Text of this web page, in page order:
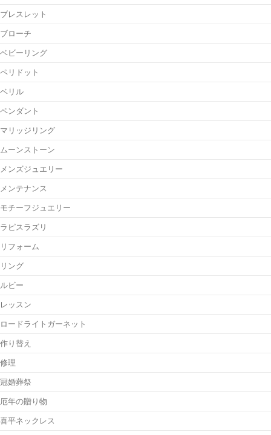
ブレスレット
ブローチ
ベビーリング
ペリドット
ベリル
ペンダント
マリッジリング
ムーンストーン
メンズジュエリー
メンテナンス
モチーフジュエリー
ラピスラズリ
リフォーム
リング
ルビー
レッスン
ロードライトガーネット
作り替え
修理
冠婚葬祭
厄年の贈り物
喜平ネックレス